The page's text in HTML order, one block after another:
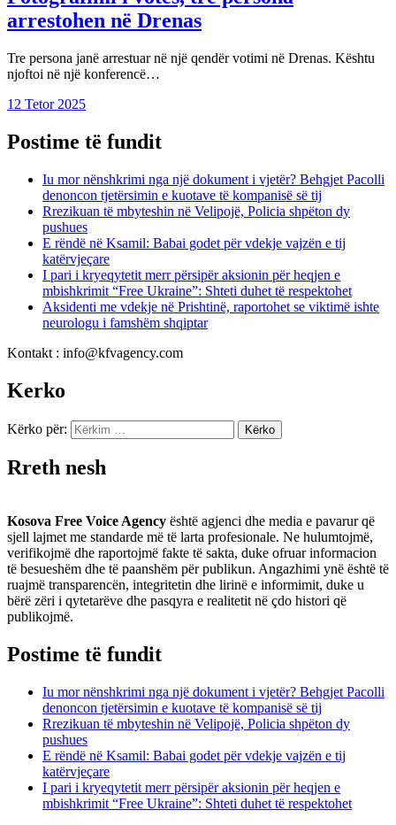
arrestohen në Drenas
Tre persona janë arrestuar në një qendër votimi në Drenas. Kështu
njoftoi në një konferencë…
12 Tetor 2025
Postime të fundit
Iu mor nënshkrimi nga një dokument i vjetër? Behgjet Pacolli
denoncon tjetërsimin e kuotave të kompanisë së tij
Rrezikuan të mbyteshin në Velipojë, Policia shpëton dy
pushues
E rëndë në Ksamil: Babai godet për vdekje vajzën e tij
katërvjeçare
I pari i kryeqytetit merr përsipër aksionin për heqjen e
mbishkrimit “Free Ukraine”: Shteti duhet të respektohet
Aksidenti me vdekje në Prishtinë, raportohet se viktimë ishte
neurologu i famshëm shqiptar
Kontakt : info@kfvagency.com
Kerko
Kërko për:
Rreth nesh
Kosova Free Voice Agency është agjenci dhe media e pavarur që
sjell lajmet me standarde më të larta profesionale. Ne hulumtojmë,
verifikojmë dhe raportojmë fakte të sakta, duke ofruar informacion
të besueshëm dhe të paanshëm për publikun. Angazhimi ynë është të
ruajmë transparencën, integritetin dhe lirinë e informimit, duke u
bërë zëri i qytetarëve dhe pasqyra e realitetit në çdo histori që
publikojmë.
Postime të fundit
Iu mor nënshkrimi nga një dokument i vjetër? Behgjet Pacolli
denoncon tjetërsimin e kuotave të kompanisë së tij
Rrezikuan të mbyteshin në Velipojë, Policia shpëton dy
pushues
E rëndë në Ksamil: Babai godet për vdekje vajzën e tij
katërvjeçare
I pari i kryeqytetit merr përsipër aksionin për heqjen e
mbishkrimit “Free Ukraine”: Shteti duhet të respektohet